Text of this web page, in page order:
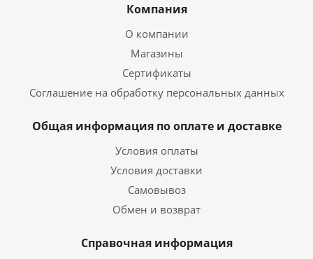
Компания
О компании
Магазины
Сертификаты
Соглашение на обработку персональных данных
Общая информация по оплате и доставке
Условия оплаты
Условия доставки
Самовывоз
Обмен и возврат
Справочная информация